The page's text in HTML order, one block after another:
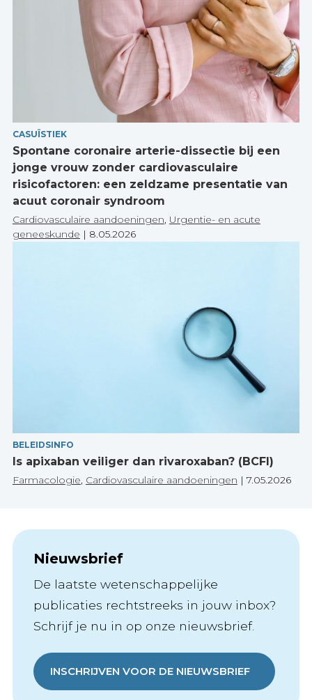
CASUÏSTIEK
Spontane coronaire arterie-dissectie bij een
jonge vrouw zonder cardiovasculaire
risicofactoren: een zeldzame presentatie van
acuut coronair syndroom
Cardiovasculaire aandoeningen, Urgentie- en acute
geneeskunde | 8.05.2026
BELEIDSINFO
Is apixaban veiliger dan rivaroxaban? (BCFI)
Farmacologie Cardiovasculaire aandoeningen | 7.05.2026
Nieuwsbrief
De laatste wetenschappelijke
publicaties rechtstreeks in jouw inbox?
Schrijf je nu in op onze nieuwsbrief.
INSCHRIJVEN VOOR DE NIEUWSBRIEF